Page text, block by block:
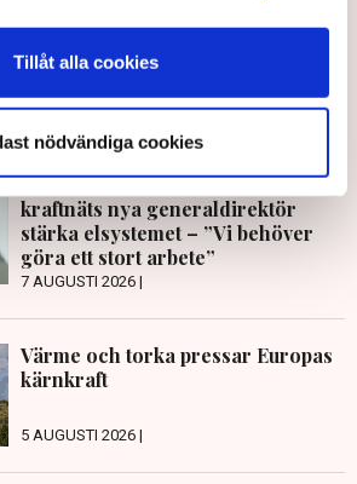
Tillåt alla cookies
nödvändiga cookies
TN exklusivt: Så vill Svenska
kraftnäts nya generaldirektör
stärka elsystemet – ”Vi behöver
göra ett stort arbete”
7 AUGUSTI 2026 |
Värme och torka pressar Europas
kärnkraft
5 AUGUSTI 2026 |